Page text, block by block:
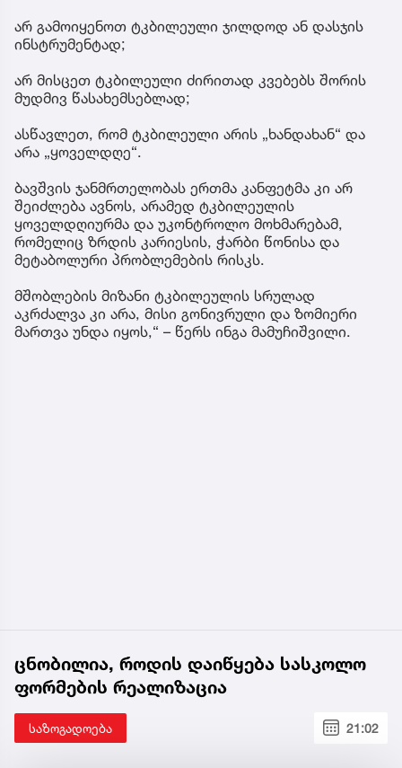
არ გამოიყენოთ ტკბილეული ჯილდოდ ან დასჯის
ინსტრუმენტად;
არ მისცეთ ტკბილეული ძირითად კვებებს შორის
მუდმივ წასახემსებლად;
ასწავლეთ, რომ ტკბილეული არის „ხანდახან“ და
არა „ყოველდღე“.
ბავშვის ჯანმრთელობას ერთმა კანფეტმა კი არ
შეიძლება ავნოს, არამედ ტკბილეულის
ყოველდღიურმა და უკონტროლო მოხმარებამ,
რომელიც ზრდის კარიესის, ჭარბი წონისა და
მეტაბოლური პრობლემების რისკს.
მშობლების მიზანი ტკბილეულის სრულად
აკრძალვა კი არა, მისი გონივრული და ზომიერი
მართვა უნდა იყოს,“ – წერს ინგა მამუჩიშვილი.
ცნობილია, როდის დაიწყება სასკოლო
ფორმების რეალიზაცია
საზოგადოება 21:02